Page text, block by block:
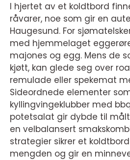
I hjertet av et koldtbord
råvarer, noe som gir en
Haugesund. For
med hjemmelaget
majones og egg. Mens de
kjøtt, kan glede seg over
remulade eller spekemat
Sideordnede elementer
kyllingvingeklubber med
potetsalat gir dybde til
en velbalansert
strategier sikrer et
mengden og gir en